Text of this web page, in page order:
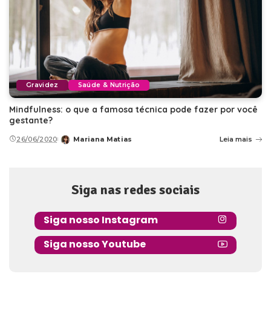
Gravidez Saúde & Nutrição
Mindfulness: o que a famosa técnica pode fazer por você
gestante?
26/06/2020
Posted
Mariana Matias Leia mais
Siga nas redes sociais
Siga nosso Instagram
Siga nosso Youtube